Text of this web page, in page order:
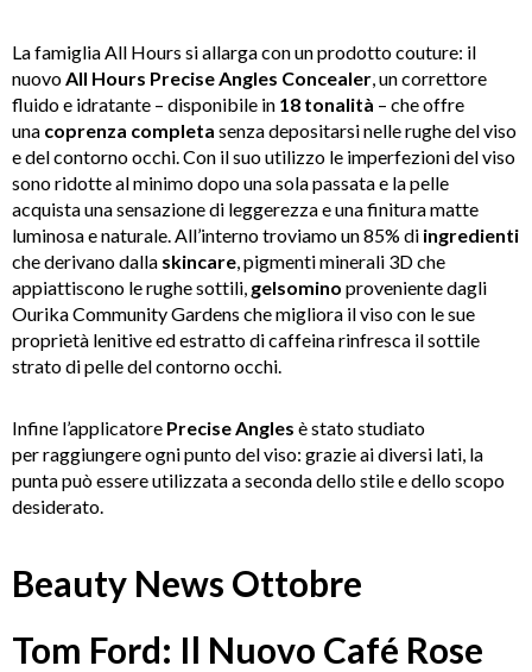
La famiglia All Hours si allarga con un prodotto couture: il
nuovo All Hours Precise Angles Concealer , un correttore
fluido e idratante – disponibile in 18 tonalità – che offre
una coprenza completa senza depositarsi nelle rughe del viso
e del contorno occhi. Con il suo utilizzo le imperfezioni del viso
sono ridotte al minimo dopo una sola passata e la pelle
acquista una sensazione di leggerezza e una finitura matte
luminosa e naturale. All’interno troviamo un 85% di ingredienti
che derivano dalla skincare , pigmenti minerali 3D che
appiattiscono le rughe sottili, gelsomino proveniente dagli
Ourika Community Gardens che migliora il viso con le sue
proprietà lenitive ed estratto di caffeina rinfresca il sottile
strato di pelle del contorno occhi.
Infine l’applicatore Precise Angles è stato studiato
perraggiungere ogni punto del viso: grazie ai diversi lati, la
punta può essere utilizzata a seconda dello stile e dello scopo
desiderato.
Beauty News Ottobre
Tom Ford: Il Nuovo Café Rose